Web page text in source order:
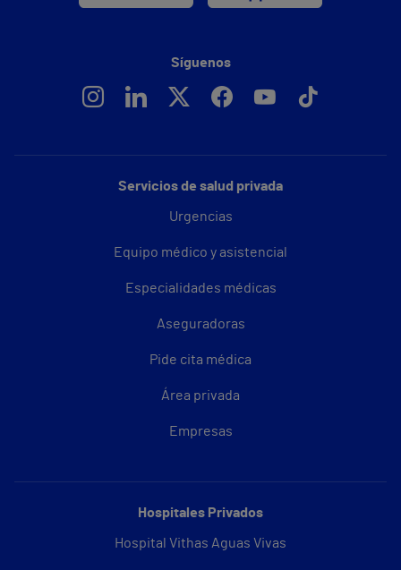
Servicios de salud privada
Urgencias
Equipo médico y asistencial
Especialidades médicas
Aseguradoras
Pide cita médica
Área privada
Empresas
Hospitales Privados
Hospital Vithas Aguas Vivas
Síguenos